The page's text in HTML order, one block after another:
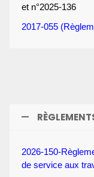
et n°2025-136
2017-055
2026-150-
de service aux